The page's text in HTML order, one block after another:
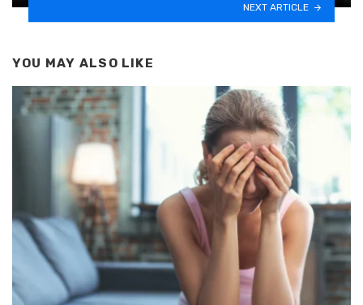
NEXT ARTICLE
YOU MAY ALSO LIKE